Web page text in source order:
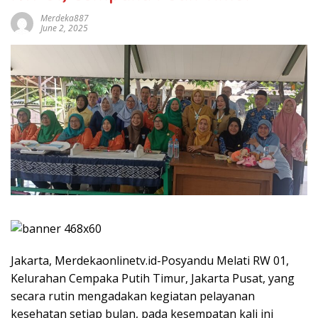
Merdeka887
June 2, 2025
Jakarta, Merdekaonlinetv.id-Posyandu Melati RW 01,
Kelurahan Cempaka Putih Timur, Jakarta Pusat, yang
secara rutin mengadakan kegiatan pelayanan
kesehatan setiap bulan, pada kesempatan kali ini